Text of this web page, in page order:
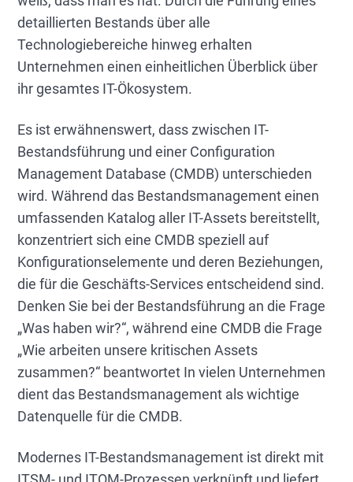
detaillierten Bestands über alle
Technologiebereiche hinweg erhalten
Unternehmen einen einheitlichen Überblick über
ihr gesamtes IT-Ökosystem.
Es ist erwähnenswert, dass zwischen IT-
Bestandsführung und einer Configuration
Management Database (CMDB) unterschieden
wird. Während das Bestandsmanagement einen
umfassenden Katalog aller IT-Assets bereitstellt,
konzentriert sich eine CMDB speziell auf
Konfigurationselemente und deren Beziehungen,
die für die Geschäfts-Services entscheidend sind.
Denken Sie bei der Bestandsführung an die Frage
„Was haben wir?“, während eine CMDB die Frage
„Wie arbeiten unsere kritischen Assets
zusammen?“ beantwortet In vielen Unternehmen
dient das Bestandsmanagement als wichtige
Datenquelle für die CMDB.
Modernes IT-Bestandsmanagement ist direkt mit